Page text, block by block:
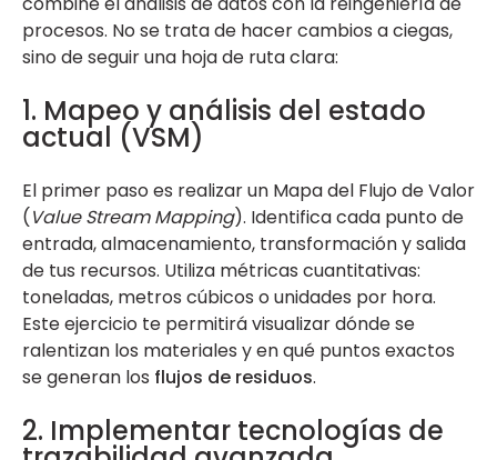
procesos. No se trata de hacer cambios a ciegas,
sino de seguir una hoja de ruta clara:
1. Mapeo y análisis del estado
actual (VSM)
El primer paso es realizar un Mapa del Flujo de Valor
(Value Stream Mapping). Identifica cada punto de
entrada, almacenamiento, transformación y salida
de tus recursos. Utiliza métricas cuantitativas:
toneladas, metros cúbicos o unidades por hora.
Este ejercicio te permitirá visualizar dónde se
ralentizan los materiales y en qué puntos exactos
se generan los flujos de residuos.
2. Implementar tecnologías de